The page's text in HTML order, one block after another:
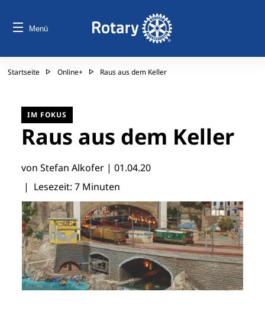
Menü
Startseite Online+ Raus aus dem Keller
IM FOKUS
Raus aus dem Keller
von Stefan Alkofer | 01.04.20
| Lesezeit: 7 Minuten